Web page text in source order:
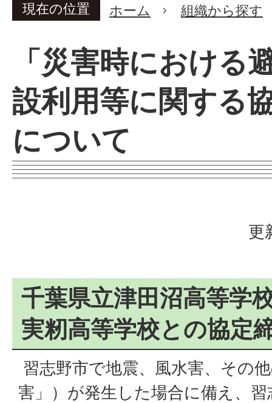
現在の位置 ホーム 組織から探す
「災害時における
設利用等に関する
について
更
千葉県立津田沼高等学
実籾高等学校との協定
習志野市で地震、風水害、その
害」）が発生した場合に備え、